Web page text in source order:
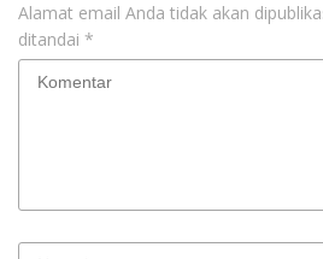
Alamat email Anda tidak akan
ditandai *